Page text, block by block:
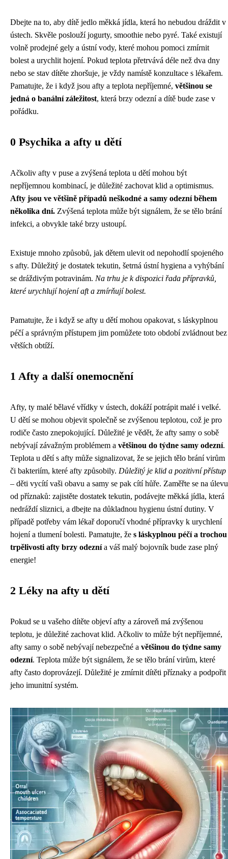
Dbejte na to, aby dítě jedlo měkká jídla, která ho nebudou dráždit v
ústech. Skvěle poslouží jogurty, smoothie nebo pyré. Také existují
volně prodejné gely a ústní vody, které mohou pomoci zmírnit
bolest a urychlit hojení. Pokud teplota přetrvává déle než dva dny
nebo se stav dítěte zhoršuje, je vždy namístě konzultace s lékařem.
Pamatujte, že i když jsou afty a teplota nepříjemné, většinou se
jedná o banální záležitost, která brzy odezní a dítě bude zase v
pořádku.
0 Psychika a afty u dětí
Ačkoliv afty v puse a zvýšená teplota u dětí mohou být
nepříjemnou kombinací, je důležité zachovat klid a optimismus.
Afty jsou ve většině případů neškodné a samy odezní během
několika dní. Zvýšená teplota může být signálem, že se tělo brání
infekci, a obvykle také brzy ustoupí.
Existuje mnoho způsobů, jak dětem ulevit od nepohodlí spojeného
s afty. Důležitý je dostatek tekutin, šetrná ústní hygiena a vyhýbání
se dráždivým potravinám. Na trhu je k dispozici řada přípravků,
které urychlují hojení aft a zmírňují bolest.
Pamatujte, že i když se afty u dětí mohou opakovat, s láskyplnou
péčí a správným přístupem jim pomůžete toto období zvládnout bez
větších obtíží.
1 Afty a další onemocnění
Afty, ty malé bělavé vřídky v ústech, dokáží potrápit malé i velké.
U dětí se mohou objevit společně se zvýšenou teplotou, což je pro
rodiče často znepokojující. Důležité je vědět, že afty samy o sobě
nebývají závažným problémem a většinou do týdne samy odezní.
Teplota u dětí s afty může signalizovat, že se jejich tělo brání virům
či bakteriím, které afty způsobily. Důležitý je klid a pozitivní přístup
– děti vycítí vaši obavu a samy se pak cítí hůře. Zaměřte se na úlevu
od příznaků: zajistěte dostatek tekutin, podávejte měkká jídla, která
nedráždí sliznici, a dbejte na důkladnou hygienu ústní dutiny. V
případě potřeby vám lékař doporučí vhodné přípravky k urychlení
hojení a tlumení bolesti. Pamatujte, že s láskyplnou péčí a trochou
trpělivosti afty brzy odeznía váš malý bojovník bude zase plný
energie!
2 Léky na afty u dětí
Pokud se u vašeho dítěte objeví afty a zároveň má zvýšenou
teplotu, je důležité zachovat klid. Ačkoliv to může být nepříjemné,
afty samy o sobě nebývají nebezpečné a většinou do týdne samy
odezní. Teplota může být signálem, že se tělo brání virům, které
afty často doprovázejí. Důležité je zmírnit dítěti příznaky a podpořit
jeho imunitní systém.